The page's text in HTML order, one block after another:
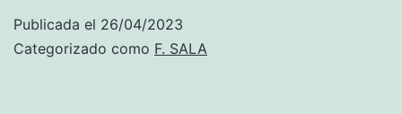
Publicada el 26/04/2023
Categorizado como F. SALA